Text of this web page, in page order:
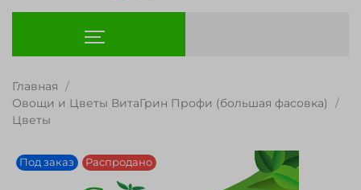
Главная
Овощи и Цветы ВитаГрин Профи (большая фасовка)
Цветы
Под заказ Распродано